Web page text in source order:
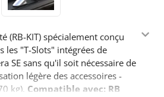
(RB-KIT) spécialement conçu
les "T-Slots" intégrées de
SE sans qu'il soit nécessaire de
légère des accessoires -
kg). Compatible avec: RB